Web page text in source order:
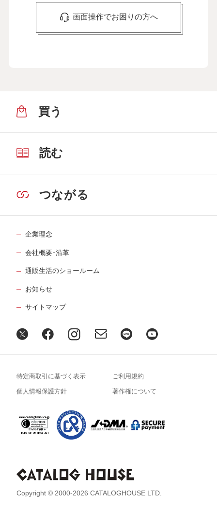
画面操作でお困りの方へ
買う
読む
つながる
企業理念
会社概要･沿革
通販生活のショールーム
お知らせ
サイトマップ
Copyright © 2000-2026 CATALOGHOUSE LTD.
特定商取引に基づく表示 ご利用規約
個人情報保護方針 著作権について